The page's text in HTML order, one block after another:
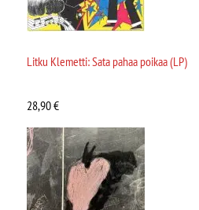
Litku Klemetti: Sata pahaa poikaa (LP)
28,90€